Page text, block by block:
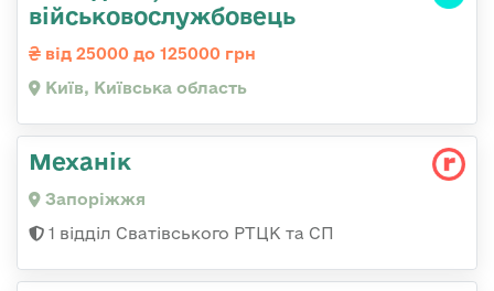
військовослужбовець
від 25000 до 125000 грн
Київ, Київська область
Механік
Запоріжжя
1 відділ Сватівського РТЦК та СП